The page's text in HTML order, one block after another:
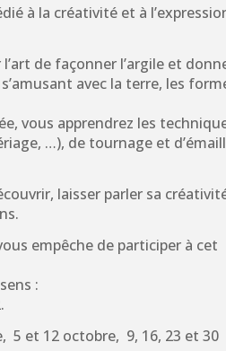
à la créativité et à
de façonner l’argile et
avec la terre, les
vous apprendrez les
…), de tournage et
laisser parler sa
empêche de participer à cet
:
5 et 12 octobre, 9, 16, 23 et 30